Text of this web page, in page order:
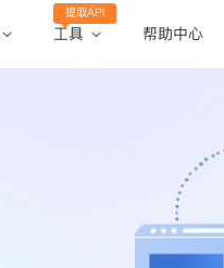
工具
提取API
帮助中心